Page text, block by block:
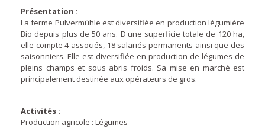
Présentation :
La ferme Pulvermühle est diversifiée en production légumière
Bio depuis plus de 50 ans. D'une superficie totale de 120 ha,
elle compte 4 associés, 18 salariés permanents ainsi que des
saisonniers. Elle est diversifiée en production de légumes de
pleins champs et sous abris froids. Sa mise en marché est
principalement destinée aux opérateurs de gros.
Activités :
Production agricole : Légumes